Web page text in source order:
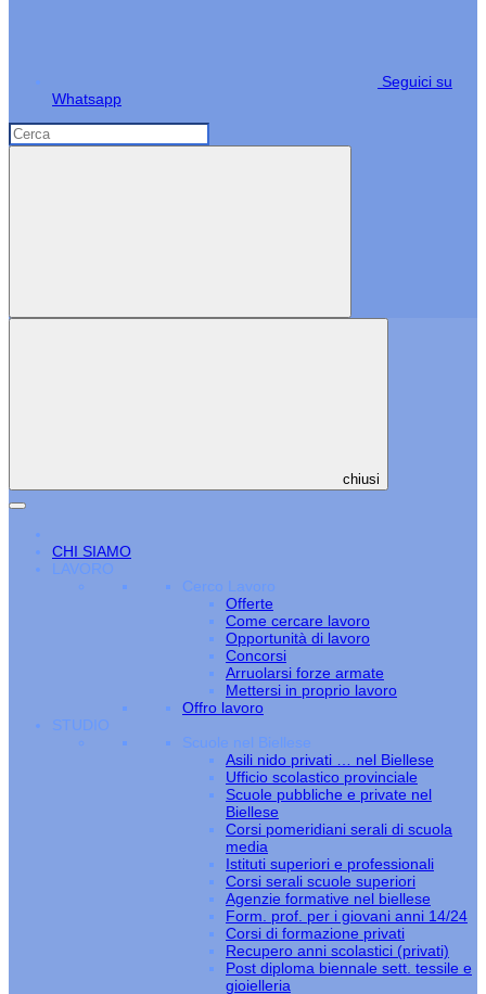
Seguici su
Whatsapp
chiusi
CHI SIAMO
LAVORO
Cerco Lavoro
Offerte
Come cercare lavoro
Opportunità di lavoro
Concorsi
Arruolarsi forze armate
Mettersi in proprio lavoro
Offro lavoro
STUDIO
Scuole nel Biellese
Asili nido privati … nel Biellese
Ufficio scolastico provinciale
Scuole pubbliche e private nel
Biellese
Corsi pomeridiani serali di scuola
media
Istituti superiori e professionali
Corsi serali scuole superiori
Agenzie formative nel biellese
Form. prof. per i giovani anni 14/24
Corsi di formazione privati
Recupero anni scolastici (privati)
Post diploma biennale sett. tessile e
gioielleria